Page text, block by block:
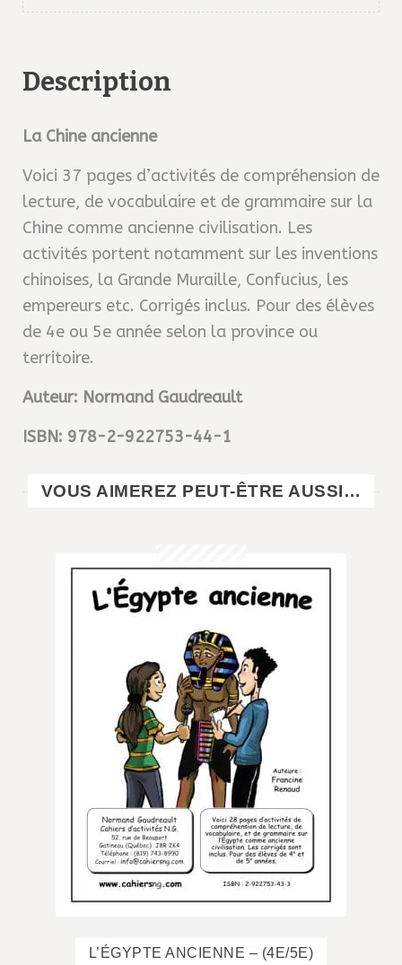
Description
La Chine ancienne
Voici 37 pages d’activités de compréhension de
lecture, de vocabulaire et de grammaire sur la
Chine comme ancienne civilisation. Les
activités portent notamment sur les inventions
chinoises, la Grande Muraille, Confucius, les
empereurs etc. Corrigés inclus. Pour des élèves
de 4e ou 5e année selon la province ou
territoire.
Auteur: Normand Gaudreault
ISBN: 978-2-922753-44-1
VOUS AIMEREZ PEUT-ÊTRE AUSSI…
L’ÉGYPTE ANCIENNE – (4E/5E)